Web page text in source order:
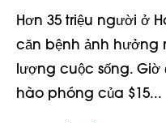
Hơn 35 triệu người ở
căn bệnh ảnh hưởng
lượng cuộc sống.
hào phóng của $15...